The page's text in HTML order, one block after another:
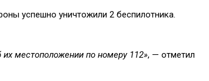
успешно уничтожили 2 беспилотника.
местоположении по номеру 112», — отметил